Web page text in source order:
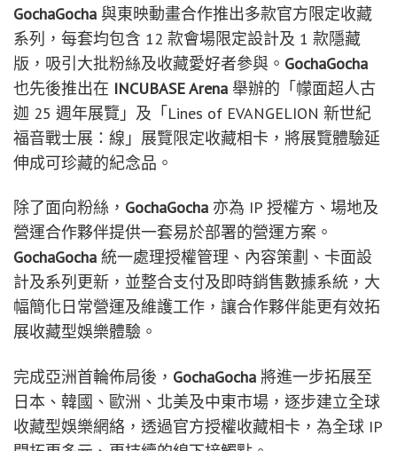
GochaGocha 與東映動畫合作推出多款官方限定收藏
系列，每套均包含 12 款會場限定設計及 1 款隱藏
版，吸引大批粉絲及收藏愛好者參與。 GochaGocha
也先後推出在 INCUBASE Arena 舉辦的「幪面超人古
迦 25 週年展覽」及「Lines of EVANGELION 新世紀
福音戰士展：線」展覽限定收藏相卡，將展覽體驗延
伸成可珍藏的紀念品。
除了面向粉絲， GochaGocha 亦為 IP 授權方、場地及
營運合作夥伴提供一套易於部署的營運方案。
GochaGocha 統一處理授權管理、內容策劃、卡面設
計及系列更新，並整合支付及即時銷售數據系統，大
幅簡化日常營運及維護工作，讓合作夥伴能更有效拓
展收藏型娛樂體驗。
完成亞洲首輪佈局後， GochaGocha 將進一步拓展至
日本、韓國、歐洲、北美及中東市場，逐步建立全球
收藏型娛樂網絡，透過官方授權收藏相卡，為全球 IP